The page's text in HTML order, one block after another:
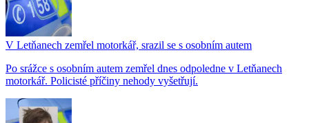
V Letňanech zemřel motorkář, srazil se s osobním autem
Po srážce s osobním autem zemřel dnes odpoledne v Letňanech
motorkář. Policisté příčiny nehody vyšetřují.